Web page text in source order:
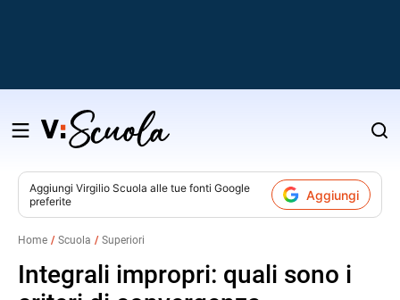
Salta
contenuto
Aggiungi Virgilio Scuola alle tue fonti Google
preferite
Aggiungi
Home Scuola Superiori
Integrali impropri: quali sono i